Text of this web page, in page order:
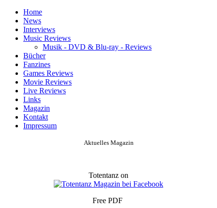
Home
News
Interviews
Music Reviews
Musik - DVD & Blu-ray - Reviews
Bücher
Fanzines
Games Reviews
Movie Reviews
Live Reviews
Links
Magazin
Kontakt
Impressum
Aktuelles Magazin
Totentanz on
Free PDF